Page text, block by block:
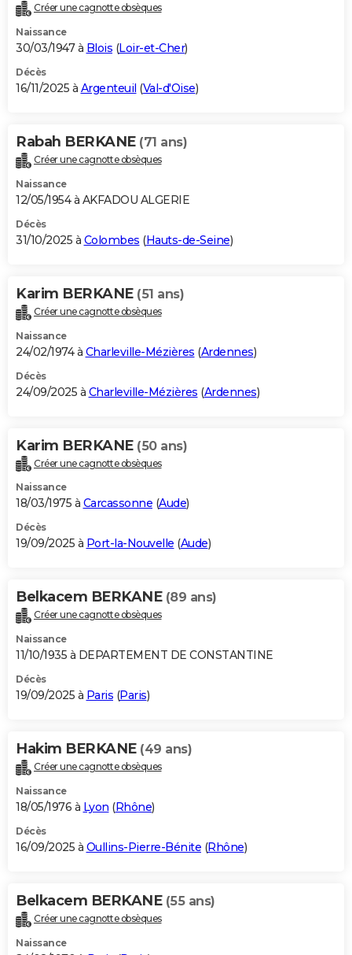
Créer une cagnotte obsèques
Naissance
30/03/1947 à Blois (Loir-et-Cher)
Décès
16/11/2025 à Argenteuil (Val-d'Oise)
Rabah BERKANE (71 ans)
Créer une cagnotte obsèques
Naissance
12/05/1954 à AKFADOU ALGERIE
Décès
31/10/2025 à Colombes (Hauts-de-Seine)
Karim BERKANE (51 ans)
Créer une cagnotte obsèques
Naissance
24/02/1974 à Charleville-Mézières (Ardennes)
Décès
24/09/2025 à Charleville-Mézières (Ardennes)
Karim BERKANE (50 ans)
Créer une cagnotte obsèques
Naissance
18/03/1975 à Carcassonne (Aude)
Décès
19/09/2025 à Port-la-Nouvelle (Aude)
Belkacem BERKANE (89 ans)
Créer une cagnotte obsèques
Naissance
11/10/1935 à DEPARTEMENT DE CONSTANTINE
Décès
19/09/2025 à Paris (Paris)
Hakim BERKANE (49 ans)
Créer une cagnotte obsèques
Naissance
18/05/1976 à Lyon (Rhône)
Décès
16/09/2025 à Oullins-Pierre-Bénite (Rhône)
Belkacem BERKANE (55 ans)
Créer une cagnotte obsèques
Naissance